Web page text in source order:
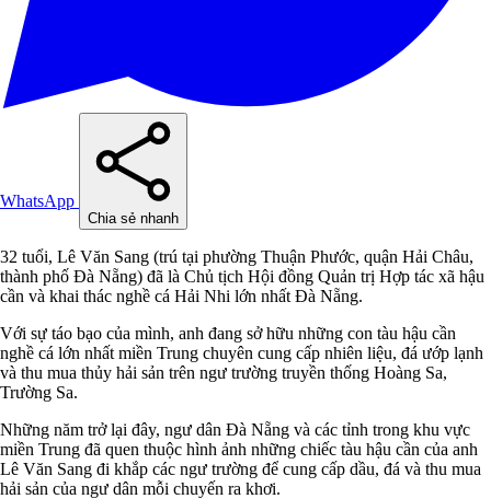
WhatsApp
Chia sẻ nhanh
32 tuổi, Lê Văn Sang (trú tại phường Thuận Phước, quận Hải Châu,
thành phố Đà Nẵng) đã là Chủ tịch Hội đồng Quản trị Hợp tác xã hậu
cần và khai thác nghề cá Hải Nhi lớn nhất Đà Nẵng.
Với sự táo bạo của mình, anh đang sở hữu những con tàu hậu cần
nghề cá lớn nhất miền Trung chuyên cung cấp nhiên liệu, đá ướp lạnh
và thu mua thủy hải sản trên ngư trường truyền thống Hoàng Sa,
Trường Sa.
Những năm trở lại đây, ngư dân Đà Nẵng và các tỉnh trong khu vực
miền Trung đã quen thuộc hình ảnh những chiếc tàu hậu cần của anh
Lê Văn Sang đi khắp các ngư trường để cung cấp dầu, đá và thu mua
hải sản của ngư dân mỗi chuyến ra khơi.